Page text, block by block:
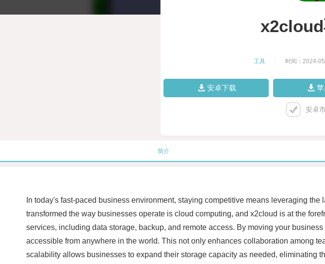
x2cloud
工具 时间：2024-
安卓下载
安卓
简介
In today's fast-paced business environment, staying competitive means leveraging
transformed the way businesses operate is cloud computing, and x2cloud is at the
services, including data storage, backup, and remote access. By moving your
accessible from anywhere in the world. This not only enhances collaboration among
scalability allows businesses to expand their storage capacity as needed, eliminating